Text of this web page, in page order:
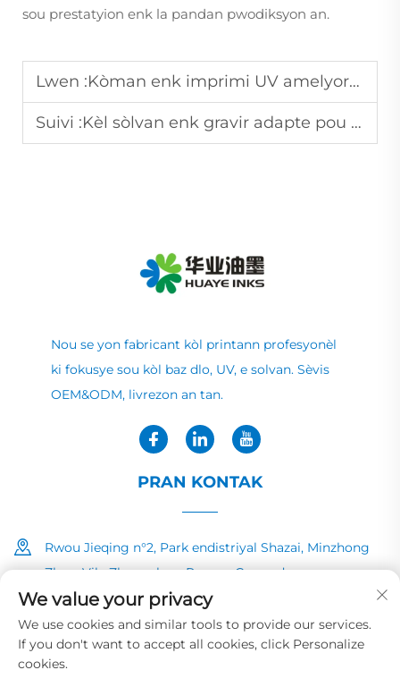
sou prestatyion enk la pandan pwodiksyon an.
Lwen :Kòman enk imprimi UV amelyore vitès kisyon pou emballaj?
Suivi :Kèl sòlvan enk gravir adapte pou imprimi piblikasyon a vitès eleve?
Nou se yon fabricant kòl printann profesyonèl
ki fokusye sou kòl baz dlo, UV, e solvan. Sèvis
OEM&ODM, livrezon an tan.
PRAN KONTAK
Rwou Jieqing n°2, Park endistriyal Shazai, Minzhong
Zhen, Vila Zhongshan, Povens Guangdong
+86-13726040081
[email protected]
We value your privacy
We use cookies and similar tools to provide our services.
If you don't want to accept all cookies, click Personalize
cookies.